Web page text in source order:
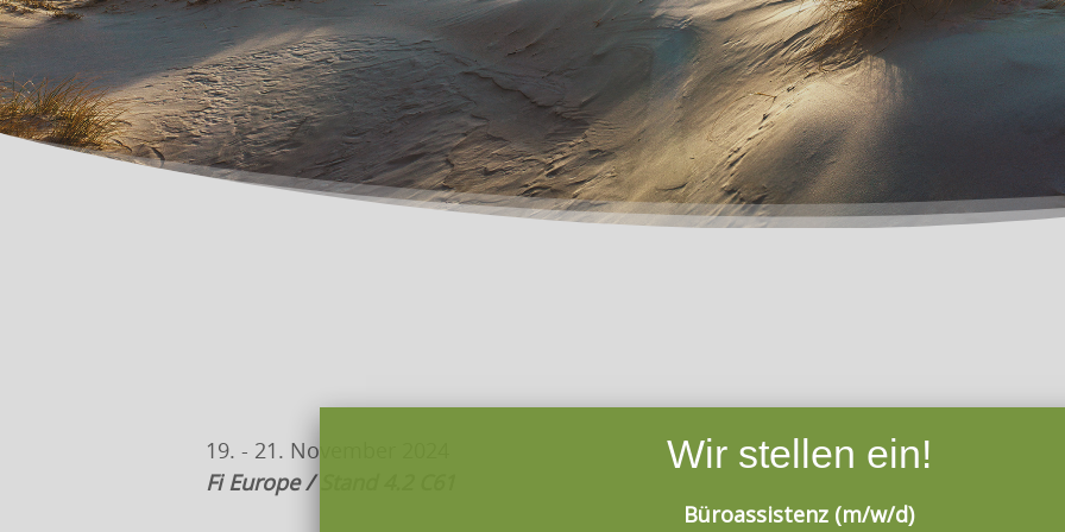
19. - 21. November 2024
Fi Europe / Stand 4.2 C61
Wir stellen ein!
Büroassistenz (m/w/d)